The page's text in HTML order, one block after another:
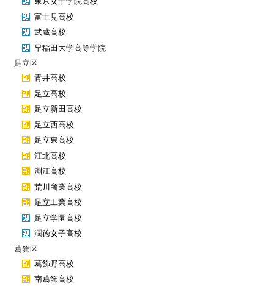
富士見高校
武蔵高校
早稲田大学高等学院
足立区
青井高校
足立高校
足立新田高校
足立西高校
足立東高校
江北高校
淵江高校
荒川商業高校
足立工業高校
足立学園高校
潤徳女子高校
葛飾区
葛飾野高校
南葛飾高校